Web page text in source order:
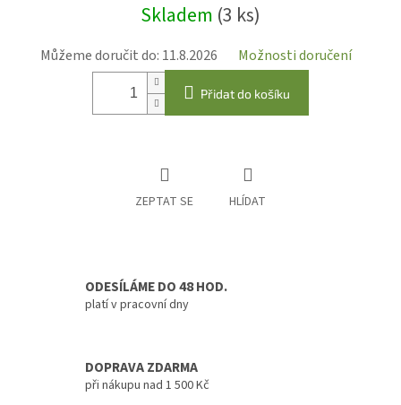
cena:
Skladem (3 ks)
Můžeme doručit do: 11.8.2026 Možnosti doručení
Přidat do košíku
ZEPTAT SE HLÍDAT
ODESÍLÁME DO 48 HOD.
platí v pracovní dny
DOPRAVA ZDARMA
při nákupu nad 1 500 Kč